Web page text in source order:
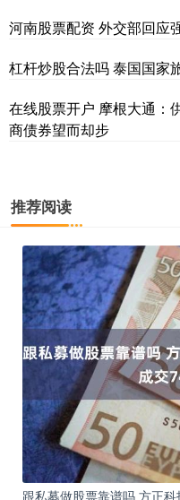
河南股票配资 外交部回应
杠杆炒股合法吗 泰国国家
在线股票开户 摩根大通：
商债券望而却步
推荐阅读
跟私募做股票靠谱吗 方正